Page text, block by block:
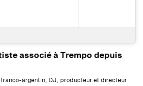
associé à Trempo depuis
argentin, DJ, producteur et directeur